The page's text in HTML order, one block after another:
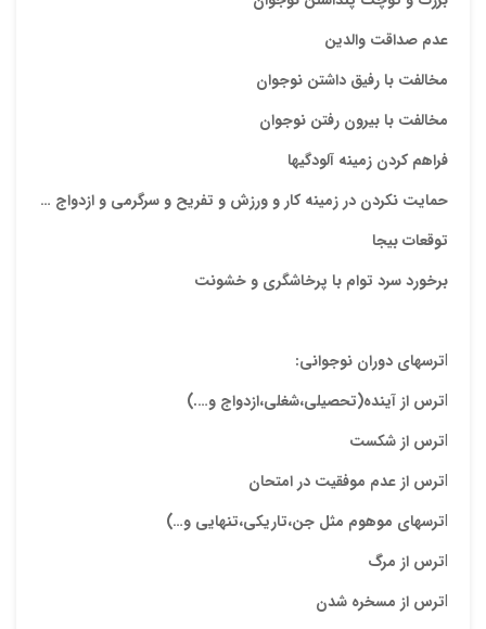
عدم صداقت والدین
مخالفت با رفیق داشتن نوجوان
مخالفت با بیرون رفتن نوجوان
فراهم کردن زمینه آلودگیها
حمایت نکردن در زمینه کار و ورزش و تفریح و سرگرمی و ازدواج …
توقعات بیجا
برخورد سرد توام با پرخاشگری و خشونت
lترسهاي دوران نوجواني:
lترس از آينده(تحصیلی،شغلی،ازدواج و….)
lترس از شكست
lترس از عدم موفقيت در امتحان
lترسهاي موهوم مثل جن،تاریکی،تنهایی و…)
lترس از مرگ
lترس از مسخره شدن